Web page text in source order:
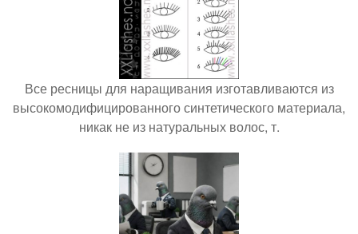
Все ресницы для наращивания изготавливаются из
высокомодифицированного синтетического материала,
никак не из натуральных волос, т.